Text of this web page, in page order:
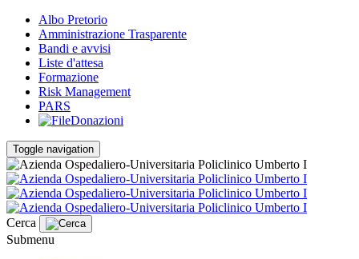
Albo Pretorio
Amministrazione Trasparente
Bandi e avvisi
Liste d'attesa
Formazione
Risk Management
PARS
Donazioni
Toggle navigation
Cerca
Submenu